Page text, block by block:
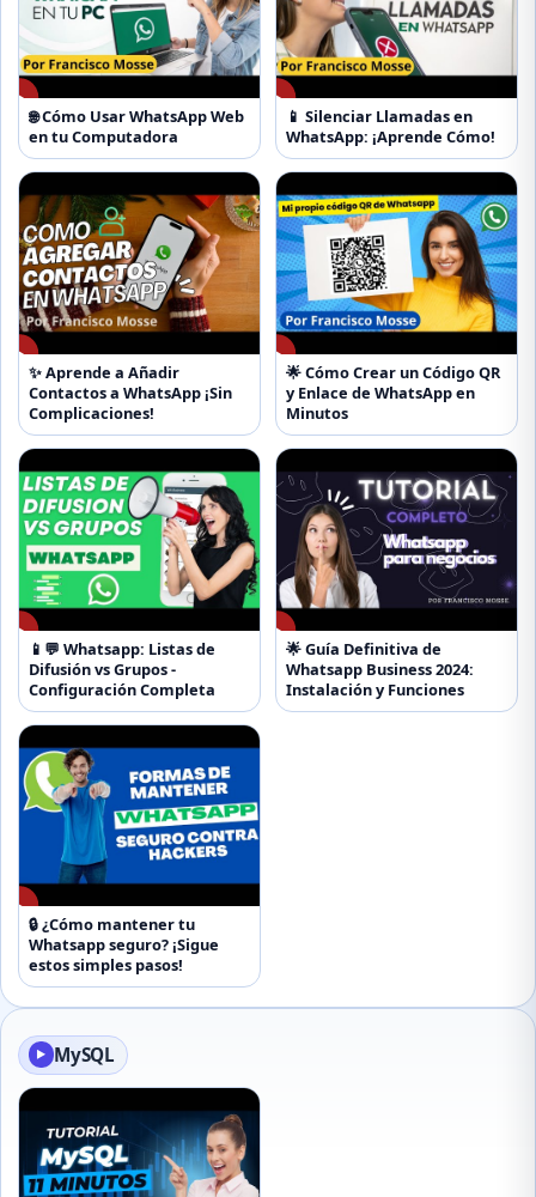
▶
🌐 Cómo Usar WhatsApp Web
en tu Computadora
▶
📱 Silenciar Llamadas en
WhatsApp: ¡Aprende Cómo!
▶
✨ Aprende a Añadir
Contactos a WhatsApp ¡Sin
Complicaciones!
▶
🌟 Cómo Crear un Código QR
y Enlace de WhatsApp en
Minutos
▶
📱💬 Whatsapp: Listas de
Difusión vs Grupos -
Configuración Completa
▶
🌟 Guía Definitiva de
Whatsapp Business 2024:
Instalación y Funciones
▶
🔒 ¿Cómo mantener tu
Whatsapp seguro? ¡Sigue
estos simples pasos!
▶ MySQL